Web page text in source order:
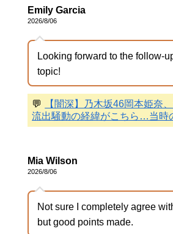
Emily Garcia
2026/8/06
Looking forward to the follow-
topic!
💬
【闇深】乃木坂46岡本姫奈
流出騒動の経緯がこちら…当時
Mia Wilson
2026/8/06
Not sure I completely agree
but good points made.